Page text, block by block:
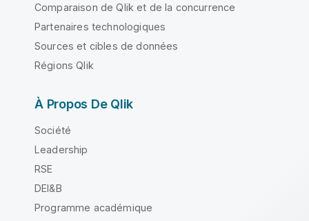
Comparaison de Qlik et de la concurrence
Partenaires technologiques
Sources et cibles de données
Régions Qlik
À Propos De Qlik
Société
Leadership
RSE
DEI&B
Programme académique